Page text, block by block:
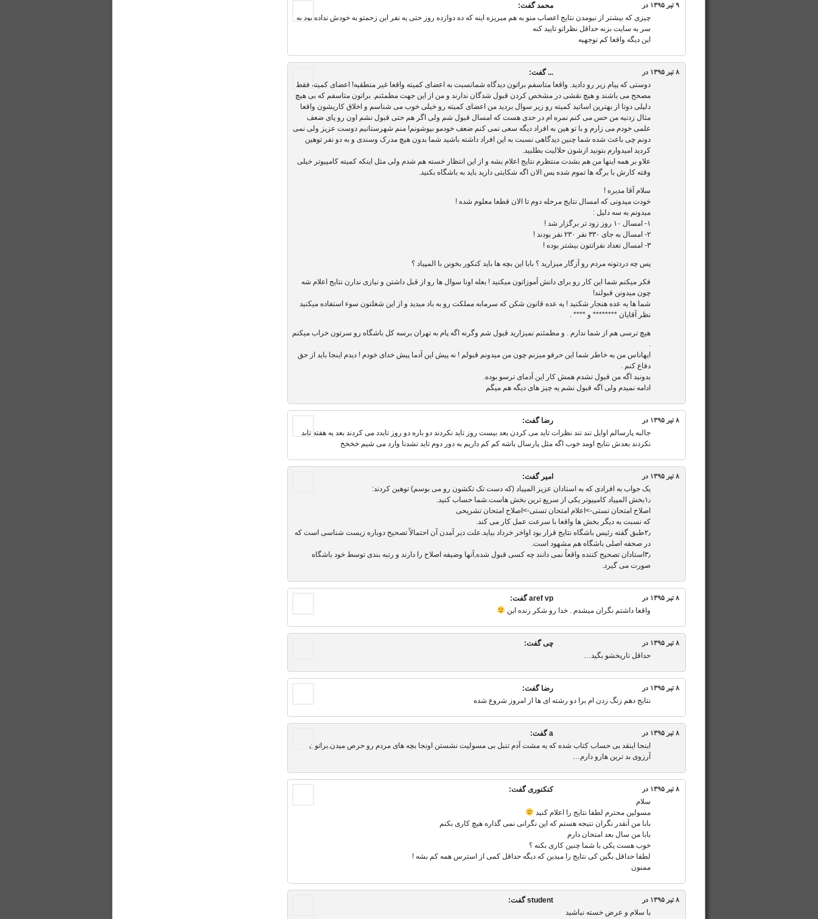
محمد گفت: ۹ تیر ۱۳۹۵ در
چیزی که بیشتر از نیومدن نتایج اعصاب منو به هم میریزه اینه که ده دوازده روز حتی یه نفر این زحمتو به خودش نداده بود یه
سر به سایت بزنه حداقل نظراتو تایید کنه
این دیگه واقعا کم توجهیه
... گفت: ۸ تیر ۱۳۹۵ در
دوستی که پیام زیر رو دادید. واقعا متاسفم براتون دیدگاه شمانسبت به اعضای کمیته واقعا غیر منطقیه! اعضای کمیته فقط
مصحح می باشند و هیچ نقشی در مشخص کردن قبول شدگان ندارند و من از این جهت مطمئنم. براتون متاسفم که بی هیچ
دلیلی دوتا از بهترین اساتید کمیته رو زیر سوال بردید من اعضای کمیته رو خیلی خوب می شناسم و اخلاق کاریشون واقعا
مثال زدنیه من حس می کنم نمره ام در حدی هست که امسال قبول شم ولی اگر هم حتی قبول نشم اون رو پای ضعف
علمی خودم می زارم و با تو هین به افراد دیگه سعی نمی کنم ضعف خودمو بپوشونم! منم شهرستانیم دوست عزیز ولی نمی
دونم چی باعث شده شما چنین دیدگاهی نسبت به این افراد داشته باشید شما بدون هیچ مدرک وسندی و به دو نفر توهین
کردید امیدوارم بتونید ازشون حلالیت بطلبید.
علاو بر همه اینها من هم بشدت منتظرم نتایج اعلام بشه و از این انتظار خسته هم شدم ولی مثل اینکه کمیته کامپیوتر خیلی
وقته کارش با برگه ها تموم شده پس الان اگه شکایتی دارید باید به باشگاه بکنید.
سلام آقا مدیره !
خودت میدونی که امسال نتایج مرحله دوم تا الان قطعا معلوم شده !
میدونم به سه دلیل :
۱- امسال ۱۰ روز زود تر برگزار شد !
۲- امسال به جای ۳۳۰ نفر ۲۳۰ نفر بودند !
۳- امسال تعداد نفراتتون بیشتر بوده !
پس چه دردتونه مردم رو آزگار میزارید ؟ بابا این بچه ها باید کنکور بخونن با المپیاد ؟
فکر میکنم شما این کار رو برای دانش آموزاتون میکنید ! بعله اونا سوال ها رو از قبل داشتن و نیازی ندارن نتایج اعلام شه
چون میدونن قبولند!
شما ها یه عده هنجار شکنید ! یه عده قانون شکن که سرمابه مملکت رو به باد میدید و از این شغلتون سوء استفاده میکنید
نظر آقایان ******** و **** .
هیچ ترسی هم از شما ندارم . و مطمئنم نمیزارید قبول شم وگرنه اگه پام به تهران برسه کل باشگاه رو سرتون خراب میکنم
.
ایهاناس من به خاطر شما این حرفو میزنم چون من میدونم قبولم ! نه پیش این آدما پیش خدای خودم ! دیدم اینجا باید از حق
دفاع کنم .
بدونید اگه من قبول نشدم همش کار این آدمای ترسو بوده.
ادامه نمیدم ولی اگه قبول نشم یه چیز های دیگه هم میگم
رضا گفت: ۸ تیر ۱۳۹۵ در
جالبه پارسالم اوایل تند تند نظرات تاید می کردن بعد بیست روز تاید نکردند دو باره دو روز تایدد می کردند بعد یه هفته تاید
نکردند بعدش نتایج اومد خوب اگه مثل پارسال باشه کم کم داریم به دور دوم تاید نشدنا وارد می شیم خخخخ
امیر گفت: ۸ تیر ۱۳۹۵ در
یک جواب به افرادی که به استادان عزیز المپیاد (که دست تک تکشون رو می بوسم) توهین کردند:
۱٫بخش المپیاد کامپیوتر یکی از سریع ترین بخش هاست.شما حساب کنید.
اصلاح امتحان تستی->اعلام امتحان تستی->اصلاح امتحان تشریحی
که نسبت به دیگر بخش ها واقعا با سرعت عمل کار می کند.
۲٫طبق گفته رئیس باشگاه نتایج قرار بود اواخر خرداد بیاید.علت دیر آمدن آن احتمالاً تصحیح دوباره زیست شناسی است که
در صحفه اصلی باشگاه هم مشهود است.
۳٫استادان تصحیح کننده واقعاً نمی دانند چه کسی قبول شده,آنها وضیفه اصلاح را دارند و رتبه بندی توسط خود باشگاه
صورت می گیرد.
‌aref vp گفت: ۸ تیر ۱۳۹۵ در
واقعا داشتم نگران میشدم . خدا رو شکر زنده این
چی گفت: ۸ تیر ۱۳۹۵ در
حداقل تاریخشو بگید…
رضا گفت: ۸ تیر ۱۳۹۵ در
نتایج دهم زنگ زدن ام برا دو رشته ای ها از امروز شروع شده
a گفت: ۸ تیر ۱۳۹۵ در
اینجا اینقد بی حساب کتاب شده که یه مشت آدم تنبل بی مسولیت نشستن اونجا بچه های مردم رو حرص میدن.براتون
آرزوی بد ترین هارو دارم…
کنکنوری گفت: ۸ تیر ۱۳۹۵ در
سلام
مسولین محترم لطفا نتایج را اعلام کنید
بابا من آنقدر نگران نتیجه هستم که این نگرانی نمی گذاره هیچ کاری بکنم
بابا من سال بعد امتحان دارم
خوب هست یکی با شما چنین کاری بکنه ؟
لطفا حداقل بگین کی نتایج را میدین که دیگه حداقل کمی از استرس همه کم بشه !
ممنون
student گفت: ۸ تیر ۱۳۹۵ در
با سلام و عرض خسته نباشید